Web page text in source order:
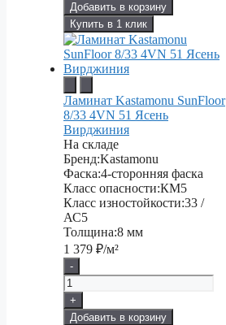
Добавить в корзину
Купить в 1 клик
Ламинат Kastamonu SunFloor
8/33 4VN 51 Ясень
Вирджиния
На складе
Бренд:Kastamonu
Фаска:4-сторонняя фаска
Класс опасности:КМ5
Класс изностойкости:33 /
АС5
Толщина:8 мм
1 379 ₽/м²
-
+
Добавить в корзину